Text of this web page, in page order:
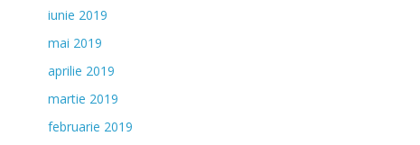
iunie 2019
mai 2019
aprilie 2019
martie 2019
februarie 2019